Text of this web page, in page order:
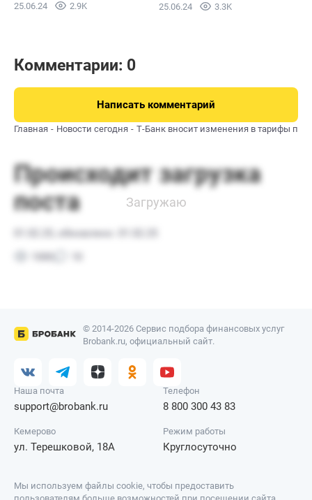
25.06.24 2.9K 25.06.24 3.3K
Комментарии: 0
Написать комментарий
Главная Новости сегодня Т-Банк вносит изменения в тарифы по
© 2014-2026 Сервис подбора финансовых услуг
Brobank.ru, официальный сайт.
Наша почта
support@brobank.ru
Телефон
8 800 300 43 83
Кемерово
ул. Терешковой, 18А
Режим работы
Круглосуточно
Мы используем файлы cookie, чтобы предоставить